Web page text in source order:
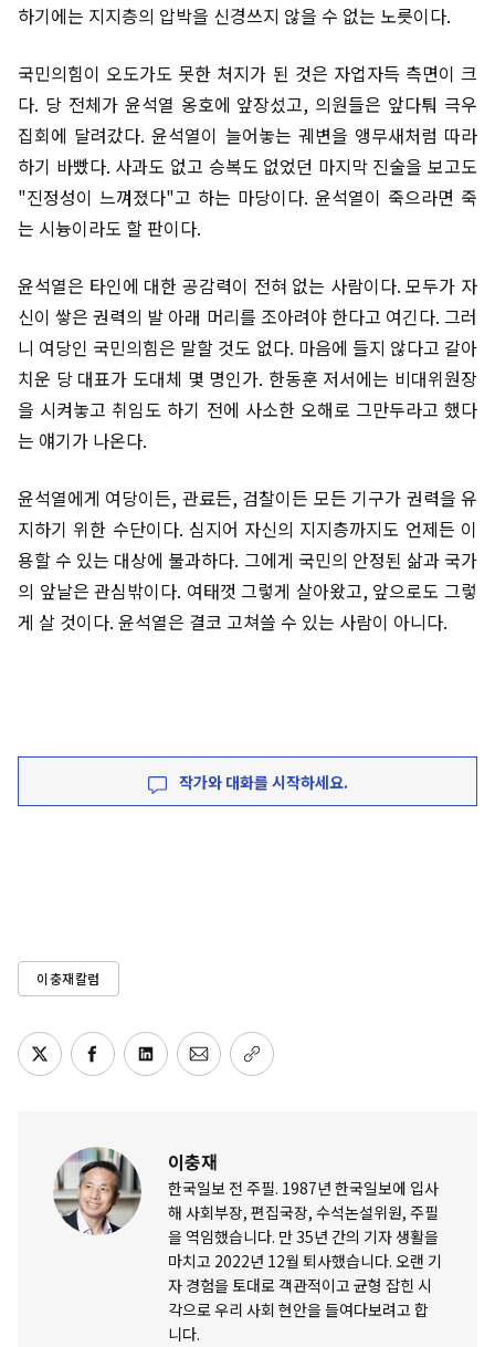
하기에는 지지층의 압박을 신경쓰지 않을 수 없는 노릇이다.
국민의힘이 오도가도 못한 처지가 된 것은 자업자득 측면이 크
다. 당 전체가 윤석열 옹호에 앞장섰고, 의원들은 앞다퉈 극우
집회에 달려갔다. 윤석열이 늘어놓는 궤변을 앵무새처럼 따라
하기 바빴다. 사과도 없고 승복도 없었던 마지막 진술을 보고도
"진정성이 느껴졌다"고 하는 마당이다. 윤석열이 죽으라면 죽
는 시늉이라도 할 판이다.
윤석열은 타인에 대한 공감력이 전혀 없는 사람이다. 모두가 자
신이 쌓은 권력의 발 아래 머리를 조아려야 한다고 여긴다. 그러
니 여당인 국민의힘은 말할 것도 없다. 마음에 들지 않다고 갈아
치운 당 대표가 도대체 몇 명인가. 한동훈 저서에는 비대위원장
을 시켜놓고 취임도 하기 전에 사소한 오해로 그만두라고 했다
는 얘기가 나온다.
윤석열에게 여당이든, 관료든, 검찰이든 모든 기구가 권력을 유
지하기 위한 수단이다. 심지어 자신의 지지층까지도 언제든 이
용할 수 있는 대상에 불과하다. 그에게 국민의 안정된 삶과 국가
의 앞날은 관심밖이다. 여태껏 그렇게 살아왔고, 앞으로도 그렇
게 살 것이다. 윤석열은 결코 고쳐쓸 수 있는 사람이 아니다.
작가와 대화를 시작하세요.
이충재칼럼
이충재
한국일보 전 주필. 1987년 한국일보에 입사
해 사회부장, 편집국장, 수석논설위원, 주필
을 역임했습니다. 만 35년 간의 기자 생활을
마치고 2022년 12월 퇴사했습니다. 오랜 기
자 경험을 토대로 객관적이고 균형 잡힌 시
각으로 우리 사회 현안을 들여다보려고 합
니다.